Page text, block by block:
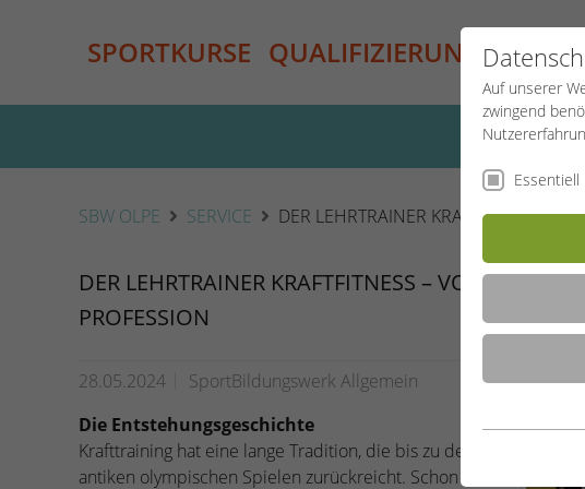
SPORTKURSE QUALIFIZIERUNG
SBW OLPE SERVICE DER LEHRTRAINER KRAFTFITNESS –
DER LEHRTRAINER KRAFTFITNESS – VON DER
PROFESSION
28.05.2024
SportBildungswerk Allgemein
Die Entstehungsgeschichte
Krafttraining hat eine lange Tradition, die bis zu den
antiken olympischen Spielen zurückreicht. Schon
Auf unserer
zwingend
Essentiell
Essentielle